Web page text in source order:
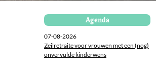
Agenda
07-08-2026
Zeilretraite voor vrouwen met een (nog)
onvervulde kinderwens